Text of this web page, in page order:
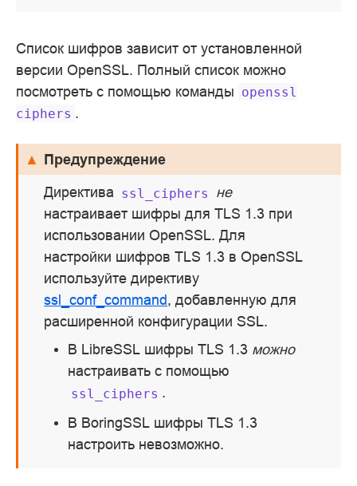
Список шифров зависит от установленной
версии OpenSSL. Полный список можно
посмотреть с помощью команды openssl
ciphers .
Предупреждение
Директива ssl_ciphers
не
настраивает шифры для TLS 1.3 при
использовании OpenSSL. Для
настройки шифров TLS 1.3 в OpenSSL
используйте директиву
ssl_conf_command, добавленную для
расширенной конфигурации SSL.
В LibreSSL шифры TLS 1.3 можно
настраивать с помощью
ssl_ciphers .
В BoringSSL шифры TLS 1.3
настроить невозможно.